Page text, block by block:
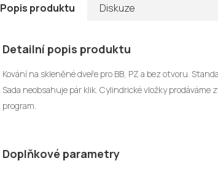
Popis produktu Diskuze
Detailní popis produktu
Kování na skleněné dveře pro BB, PZ a bez otvoru.
Sada neobsahuje pár klik. Cylindrické vložky
program.
Doplňkové parametry